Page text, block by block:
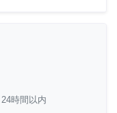
時間以内